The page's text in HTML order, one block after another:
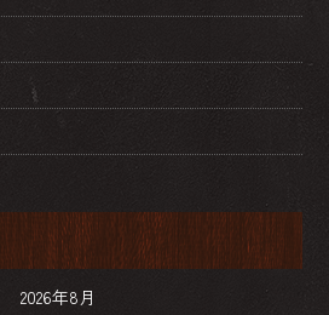
2026年8月